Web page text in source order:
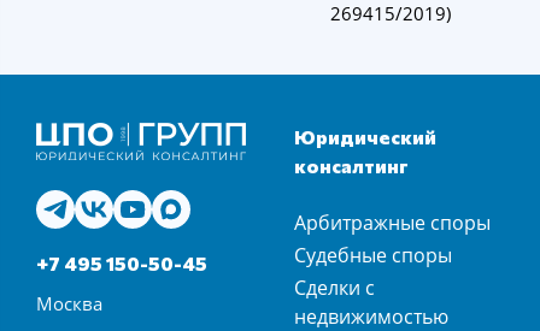
269415/2019)
+7 495 150-50-45
Москва
Юридический
консалтинг
Арбитражные споры
Судебные споры
Сделки с
недвижимостью